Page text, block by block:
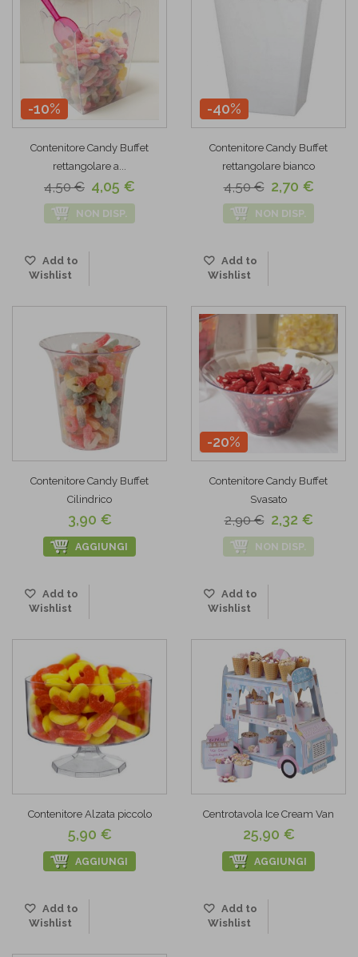
-10%
Contenitore Candy Buffet
rettangolare a...
4,50 € 4,05 €
NON DISP.
Add to
Wishlist
-40%
Contenitore Candy Buffet
rettangolare bianco
4,50 € 2,70 €
NON DISP.
Add to
Wishlist
Contenitore Candy Buffet
Cilindrico
3,90 €
AGGIUNGI
Add to
Wishlist
-20%
Contenitore Candy Buffet
Svasato
2,90 € 2,32 €
NON DISP.
Add to
Wishlist
Contenitore Alzata piccolo
5,90 €
AGGIUNGI
Add to
Wishlist
Centrotavola Ice Cream Van
25,90 €
AGGIUNGI
Add to
Wishlist